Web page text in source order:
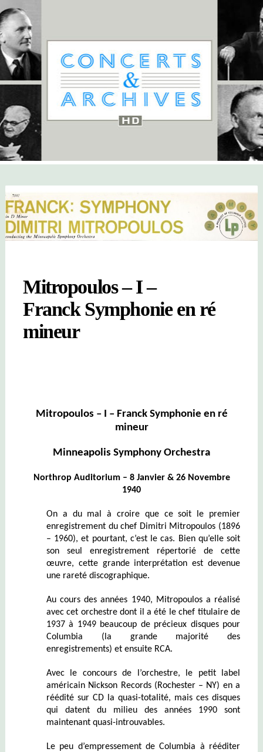
Mitropoulos – I –
Franck Symphonie en ré
mineur
Mitropoulos – I – Franck Symphonie en ré
mineur
Minneapolis Symphony Orchestra
Northrop Auditorium – 8 Janvier & 26 Novembre
1940
On a du mal à croire que ce soit le premier
enregistrement du chef Dimitri Mitropoulos (1896
– 1960), et pourtant, c’est le cas. Bien qu’elle soit
son seul enregistrement répertorié de cette
œuvre, cette grande interprétation est devenue
une rareté discographique.
Au cours des années 1940, Mitropoulos a réalisé
avec cet orchestre dont il a été le chef titulaire de
1937 à 1949 beaucoup de précieux disques pour
Columbia (la grande majorité des
enregistrements) et ensuite RCA.
Avec le concours de l’orchestre, le petit label
américain Nickson Records (Rochester – NY) en a
réédité sur CD la quasi-totalité, mais ces disques
qui datent du milieu des années 1990 sont
maintenant quasi-introuvables.
Le peu d’empressement de Columbia à rééditer